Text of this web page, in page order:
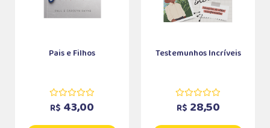
Pais e Filhos
R$ 43,00
Testemunhos Incríveis
R$ 28,50